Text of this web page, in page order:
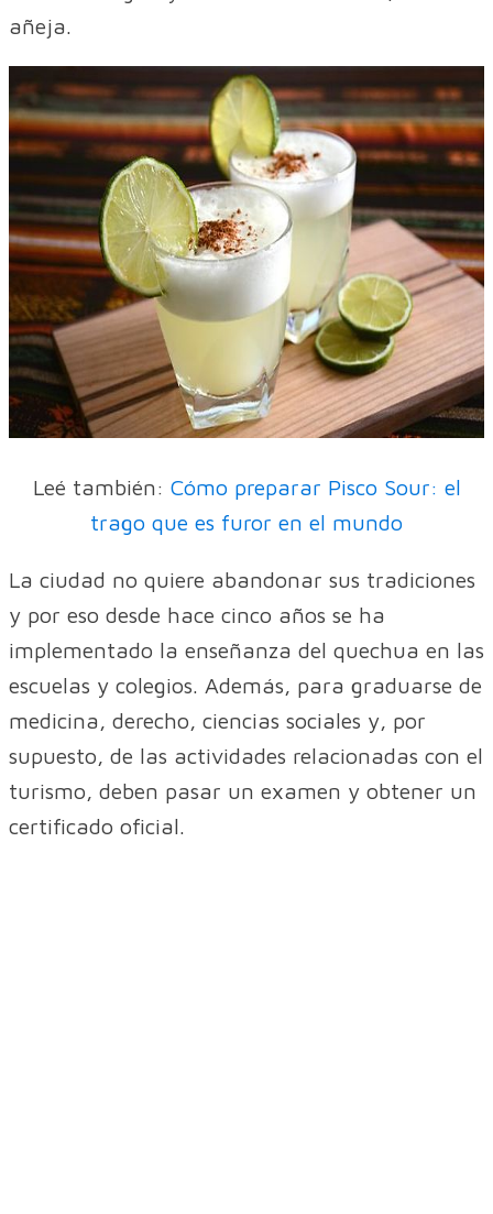
añeja.
Leé también: Cómo preparar Pisco Sour: el
trago que es furor en el mundo
La ciudad no quiere abandonar sus tradiciones
y por eso desde hace cinco años se ha
implementado la enseñanza del quechua en las
escuelas y colegios. Además, para graduarse de
medicina, derecho, ciencias sociales y, por
supuesto, de las actividades relacionadas con el
turismo, deben pasar un examen y obtener un
certificado oficial.